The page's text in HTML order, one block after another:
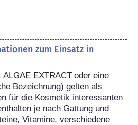
zum Einsatz in
EXTRACT oder eine
Bezeichnung) gelten als
für die Kosmetik interessanten
je nach Gattung und
Vitamine, verschiedene